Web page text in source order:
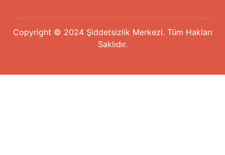
Copyright © 2024 Şiddetsizlik Merkezi. Tüm Hakları
Saklıdır.